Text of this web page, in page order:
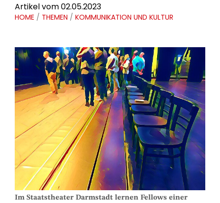
Artikel vom 02.05.2023
HOME / THEMEN / KOMMUNIKATION UND KULTUR
Im Staatstheater Darmstadt lernen Fellows einer